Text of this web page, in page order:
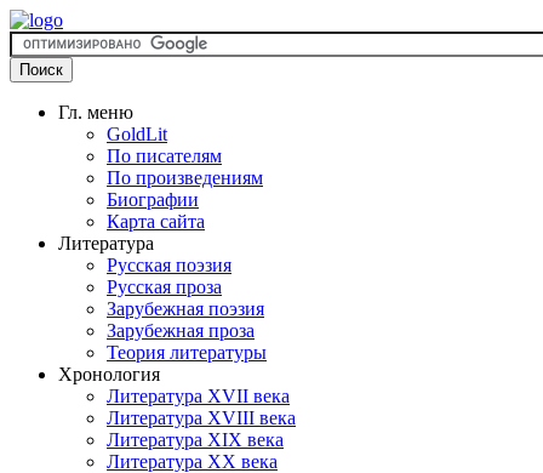
Гл. меню
GoldLit
По писателям
По произведениям
Биографии
Карта сайта
Литература
Русская поэзия
Русская проза
Зарубежная поэзия
Зарубежная проза
Теория литературы
Хронология
Литература XVII века
Литература XVIII века
Литература XIX века
Литература XX века